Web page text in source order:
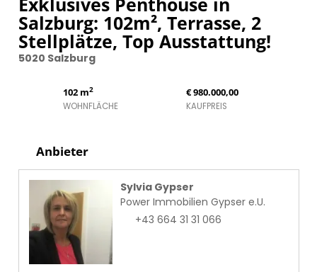
Salzburg: 102m², Terrasse, 2
Stellplätze, Top Ausstattung!
5020 Salzburg
102 m2
WOHNFLÄCHE
€ 980.000,00
KAUFPREIS
Anbieter
Sylvia Gypser
Power Immobilien Gypser e.U.
+43 664 31 31 066